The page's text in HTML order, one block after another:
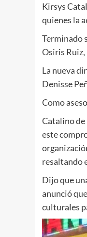
Kirsys
quienes la
Terminado
Osiris Ruiz,
La nueva
Denisse
Como
Catalino de
este
resaltando
Dijo que
anunció
culturales